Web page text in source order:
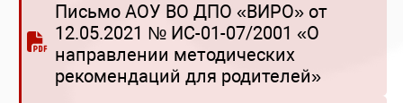
Письмо АОУ ВО ДПО «ВИРО» от
12.05.2021 № ИС-01-07/2001 «О
направлении методических
рекомендаций для родителей»